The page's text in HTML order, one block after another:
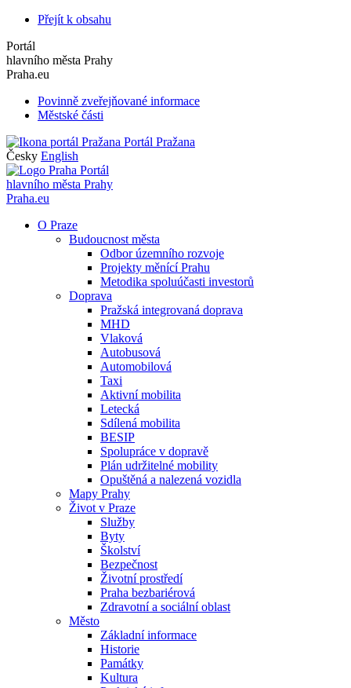
Přejít k obsahu
Portál
hlavního města Prahy
Praha.eu
Povinně zveřejňované informace
Městské části
Portál Pražana
Česky English
Portál
hlavního města Prahy
Praha.eu
O Praze
Budoucnost města
Odbor územního rozvoje
Projekty měnící Prahu
Metodika spoluúčasti investorů
Doprava
Pražská integrovaná doprava
MHD
Vlaková
Autobusová
Automobilová
Taxi
Aktivní mobilita
Letecká
Sdílená mobilita
BESIP
Spolupráce v dopravě
Plán udržitelné mobility
Opuštěná a nalezená vozidla
Mapy Prahy
Život v Praze
Služby
Byty
Školství
Bezpečnost
Životní prostředí
Praha bezbariérová
Zdravotní a sociální oblast
Město
Základní informace
Historie
Památky
Kultura